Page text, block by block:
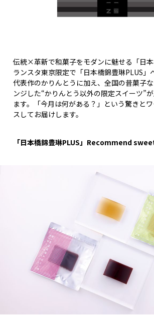
伝統×革新で和菓子をモダンに魅せる「日
ランスタ東京限定で「日本橋錦豊琳PLUS」
代表作のかりんとうに加え、全国の昔菓子
ンジした“かりんとう以外の限定スイーツ”
ます。「今月は何がある？」という驚きと
スしてお届けします。
「日本橋錦豊琳PLUS」Recommend